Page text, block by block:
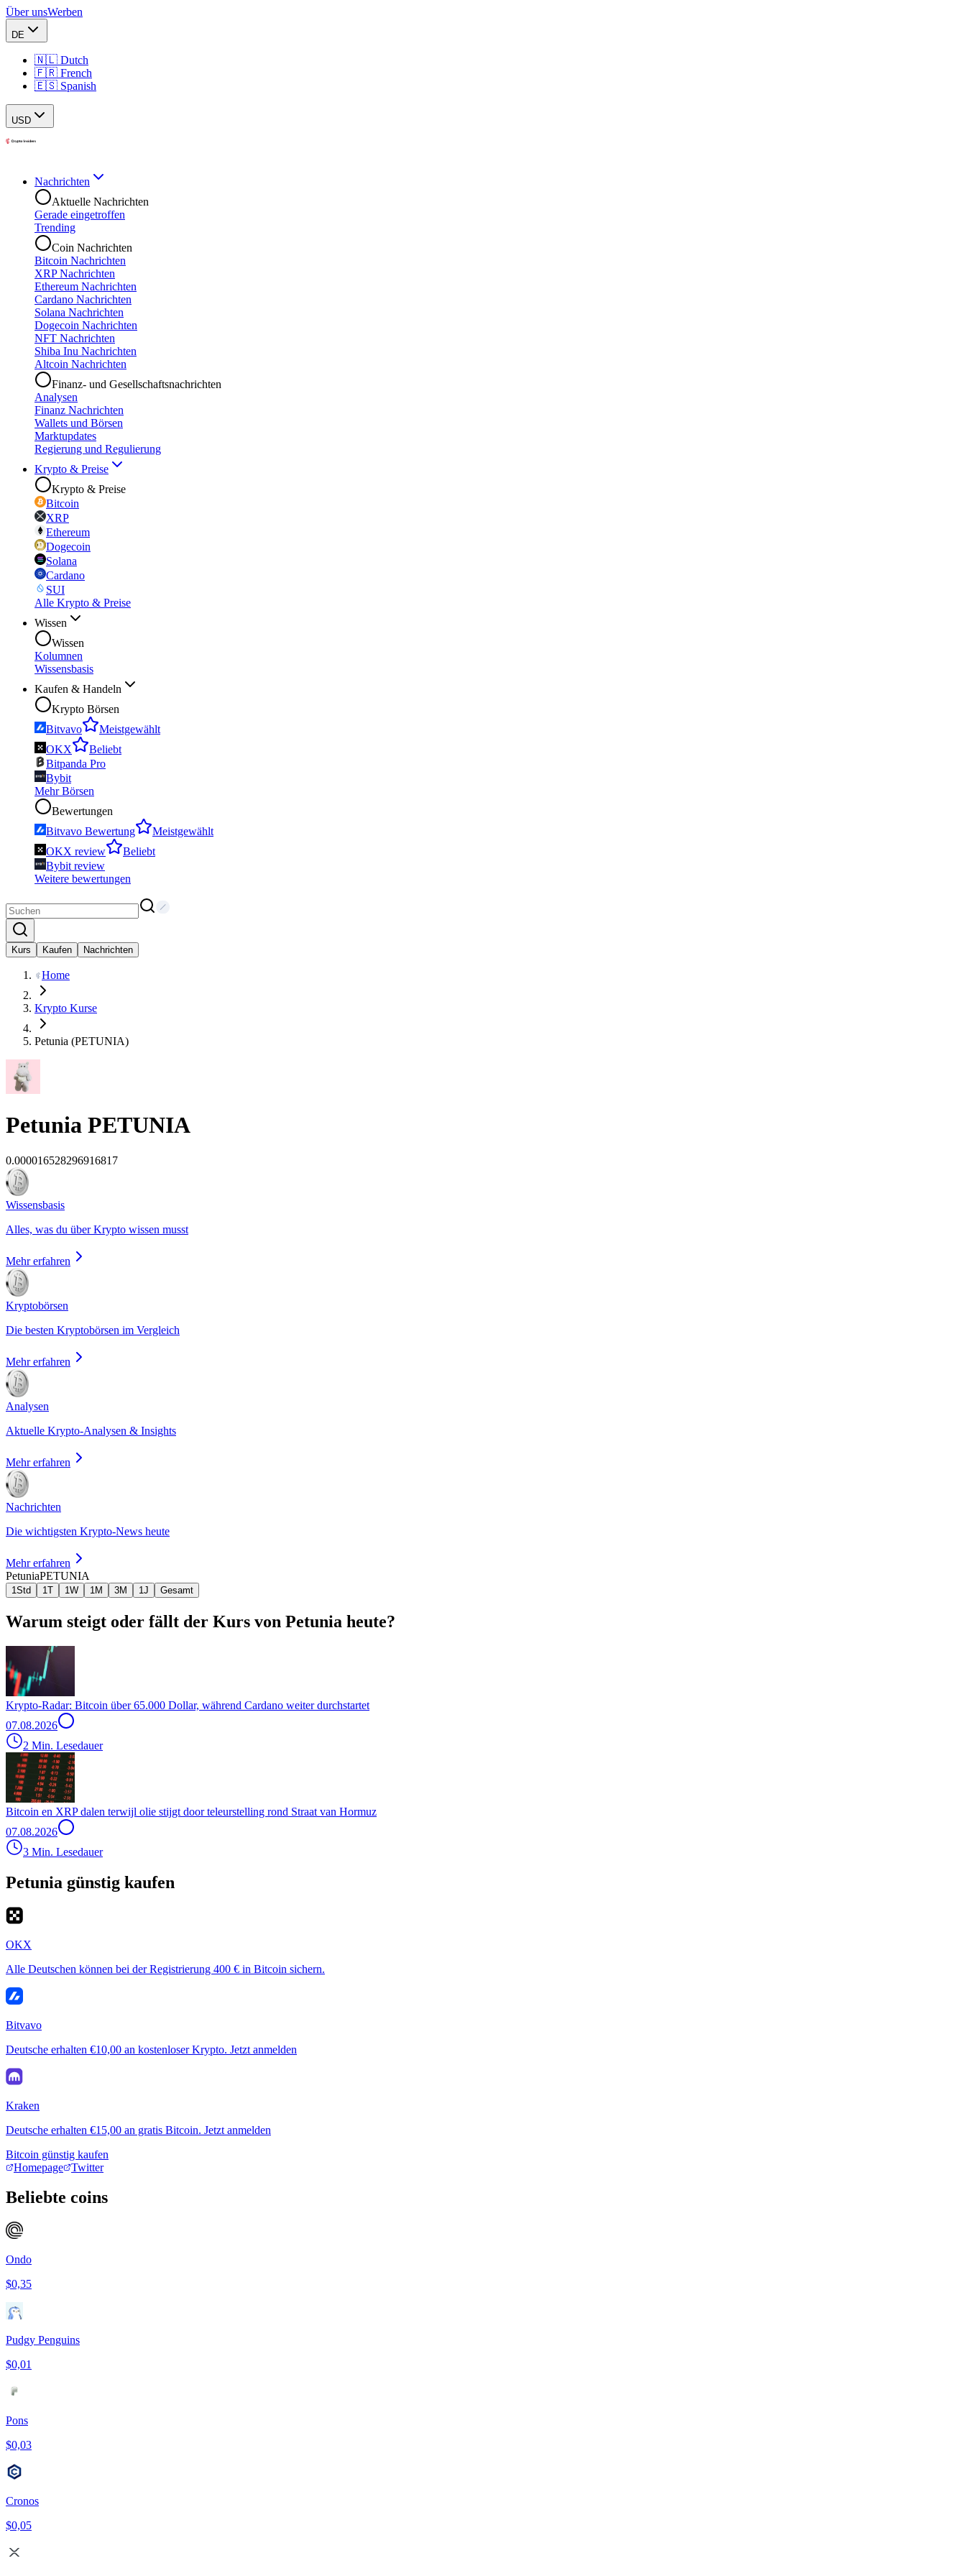
Über unsWerben
DE
🇳🇱 Dutch
🇫🇷 French
🇪🇸 Spanish
USD
Nachrichten
Aktuelle Nachrichten
Gerade eingetroffen
Trending
Coin Nachrichten
Bitcoin Nachrichten
XRP Nachrichten
Ethereum Nachrichten
Cardano Nachrichten
Solana Nachrichten
Dogecoin Nachrichten
NFT Nachrichten
Shiba Inu Nachrichten
Altcoin Nachrichten
Finanz- und Gesellschaftsnachrichten
Analysen
Finanz Nachrichten
Wallets und Börsen
Marktupdates
Regierung und Regulierung
Krypto & Preise
Krypto & Preise
Bitcoin
XRP
Ethereum
Dogecoin
Solana
Cardano
SUI
Alle Krypto & Preise
Wissen
Wissen
Kolumnen
Wissensbasis
Kaufen & Handeln
Krypto Börsen
Bitvavo
Meistgewählt
OKX
Beliebt
Bitpanda Pro
Bybit
Mehr Börsen
Bewertungen
Bitvavo Bewertung
Meistgewählt
OKX review
Beliebt
Bybit review
Weitere bewertungen
Kurs Kaufen Nachrichten
Home
Krypto Kurse
Petunia (PETUNIA)
Petunia PETUNIA
0.000016528296916817
Wissensbasis
Alles, was du über Krypto wissen musst
Mehr erfahren
Kryptobörsen
Die besten Kryptobörsen im Vergleich
Mehr erfahren
Analysen
Aktuelle Krypto-Analysen & Insights
Mehr erfahren
Nachrichten
Die wichtigsten Krypto-News heute
Mehr erfahren
PetuniaPETUNIA
1Std 1T 1W 1M 3M 1J Gesamt
Warum steigt oder fällt der Kurs von Petunia heute?
Krypto-Radar: Bitcoin über 65.000 Dollar, während Cardano weiter durchstartet
07.08.2026
2 Min. Lesedauer
Bitcoin en XRP dalen terwijl olie stijgt door teleurstelling rond Straat van Hormuz
07.08.2026
3 Min. Lesedauer
Petunia günstig kaufen
OKX
Alle Deutschen können bei der Registrierung 400 € in Bitcoin sichern.
Bitvavo
Deutsche erhalten €10,00 an kostenloser Krypto. Jetzt anmelden
Kraken
Deutsche erhalten €15,00 an gratis Bitcoin. Jetzt anmelden
Bitcoin günstig kaufen
Homepage
Twitter
Beliebte coins
Ondo
$0,35
Pudgy Penguins
$0,01
Pons
$0,03
Cronos
$0,05